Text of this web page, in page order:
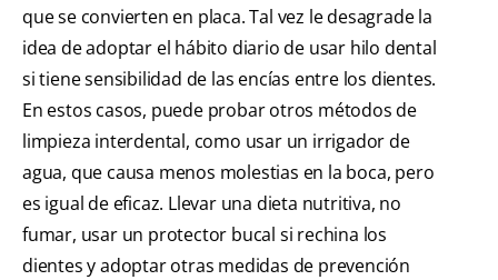
que se convierten en placa. Tal vez le desagrade la
idea de adoptar el hábito diario de usar hilo dental
si tiene sensibilidad de las encías entre los dientes.
En estos casos, puede probar otros métodos de
limpieza interdental, como usar un irrigador de
agua, que causa menos molestias en la boca, pero
es igual de eficaz. Llevar una dieta nutritiva, no
fumar, usar un protector bucal si rechina los
dientes y adoptar otras medidas de prevención